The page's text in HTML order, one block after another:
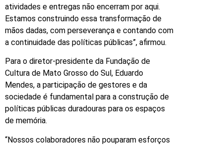
atividades e entregas não encerram por aqui.
Estamos construindo essa transformação de
mãos dadas, com perseverança e contando com
a continuidade das políticas públicas”, afirmou.
Para o diretor-presidente da Fundação de
Cultura de Mato Grosso do Sul, Eduardo
Mendes, a participação de gestores e da
sociedade é fundamental para a construção de
políticas públicas duradouras para os espaços
de memória.
“Nossos colaboradores não pouparam esforços